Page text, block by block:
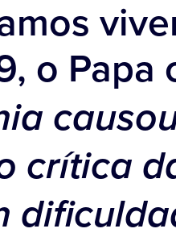
o Papa
crítica